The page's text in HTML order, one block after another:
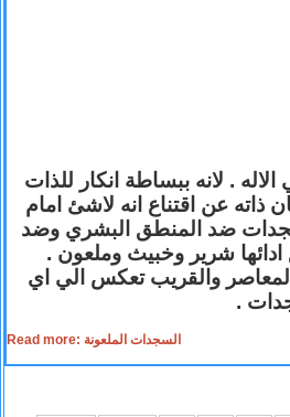
. لانه ببساطة انكار للذات
ذاته عن اقتناع انه لاشئ امام
ضد المنطق البشري وضد
ادائها شرير وخبيث وملعون .
المعاصر والقريب تعكس الي اي
.
Read more: السجدات الملعونة